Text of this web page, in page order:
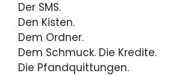
Der SMS.
Den Kisten.
Dem Ordner.
Dem Schmuck. Die Kredite.
Die Pfandquittungen.